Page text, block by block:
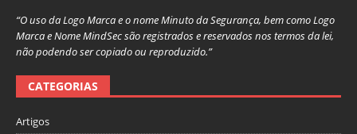
“O uso da Logo Marca e o nome Minuto da Segurança, bem como Logo
Marca e Nome MindSec são registrados e reservados nos termos da lei,
não podendo ser copiado ou reproduzido.”
CATEGORIAS
Artigos